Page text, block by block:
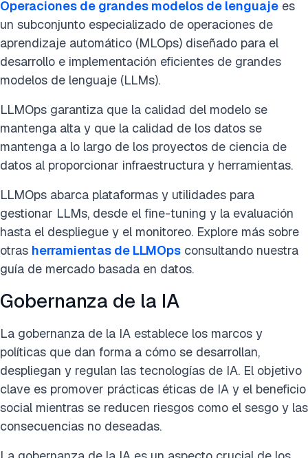
Operaciones de grandes modelos de lenguaje es
un subconjunto especializado de operaciones de
aprendizaje automático (MLOps) diseñado para el
desarrollo e implementación eficientes de grandes
modelos de lenguaje (LLMs).
LLMOps garantiza que la calidad del modelo se
mantenga alta y que la calidad de los datos se
mantenga a lo largo de los proyectos de ciencia de
datos al proporcionar infraestructura y herramientas.
LLMOps abarca plataformas y utilidades para
gestionar LLMs, desde el fine-tuning y la evaluación
hasta el despliegue y el monitoreo. Explore más sobre
otras herramientas de LLMOps consultando nuestra
guía de mercado basada en datos.
Gobernanza de la IA
La gobernanza de la IA establece los marcos y
políticas que dan forma a cómo se desarrollan,
despliegan y regulan las tecnologías de IA. El objetivo
clave es promover prácticas éticas de IA y el beneficio
social mientras se reducen riesgos como el sesgo y las
consecuencias no deseadas.